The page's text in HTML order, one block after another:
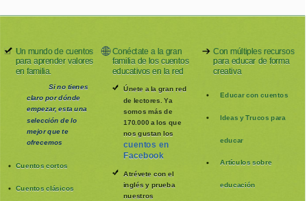
Un mundo de cuentos
para aprender valores
en familia.
Si no tienes
claro por dónde
empezar, esta una
selección de lo
mejor que te
ofrecemos
Cuentos cortos
Cuentos clásicos
Conéctate a la gran
familia de los cuentos
educativos en la red
Únete a la gran red
de lectores. Ya
somos más de
170.000 a los que
nos gustan los
cuentos en
Facebook
Atrévete con el
inglés y prueba
nuestros
Con múltiples recursos
para educar de forma
creativa
Educar con cuentos
Ideas y Trucos para
educar
Artículos sobre
educación